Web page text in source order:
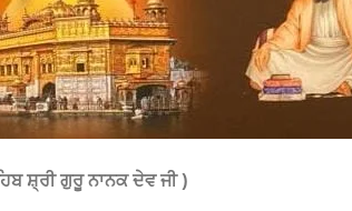
ਸ਼੍ਰੀ ਗੁਰੂ ਨਾਨਕ ਦੇਵ ਜੀ )